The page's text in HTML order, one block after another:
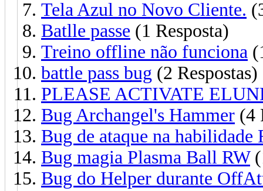
Tela Azul no Novo Cliente.
Batlle passe (1 Resposta)
Treino offline não funciona
battle pass bug (2 Respostas)
PLEASE ACTIVATE
Bug Archangel's Hammer (4
Bug de ataque na habilidade
Bug magia Plasma Ball RW
Bug do Helper durante